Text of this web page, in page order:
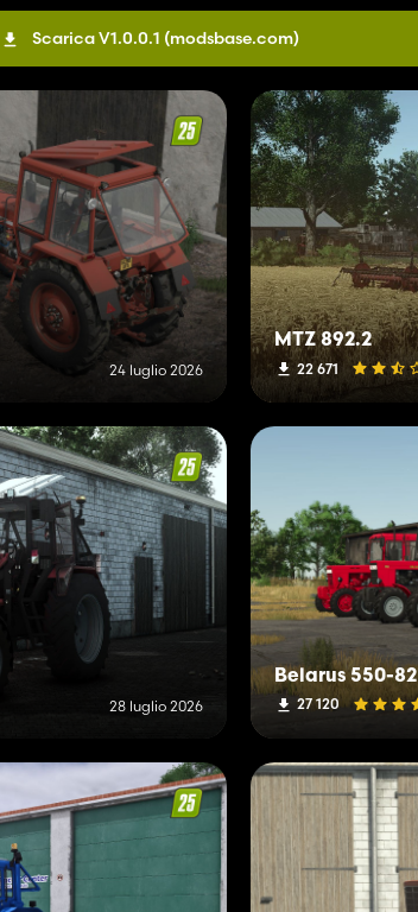
Scarica V1.0.0.1 (modsbase.com)
24 luglio 2026
MTZ 892.2
22 671
28 luglio 2026
Belarus 550-82
27 120